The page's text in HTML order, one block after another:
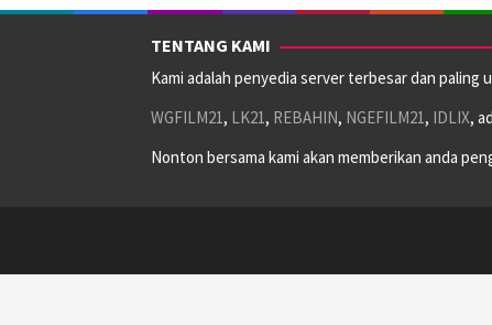
TENTANG KAMI
Kami adalah penyedia server terbesar dan
WGFILM21, LK21, REBAHIN, NGEFILM21, IDLIX,
Nonton bersama kami akan memberikan anda